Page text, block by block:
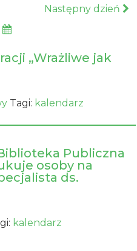
Następny dzień
„Wrażliwe jak
Tagi: kalendarz
Publiczna
osoby na
ds.
kalendarz